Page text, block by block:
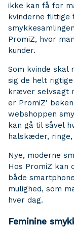
ikke kan få for
kvinderne
PromiZ, hvor
kunder.
Som kvinde skal
sig de helt
kræver selvsagt
er PromiZ’
webshoppen
kan gå til såvel
halskæder,
Nye, moderne
Hos PromiZ kan
både
mulighed, som
hver dag.
Feminine